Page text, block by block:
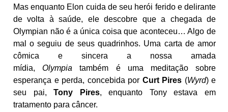
Mas enquanto Elon cuida de seu herói ferido e delirante
de volta à saúde, ele descobre que a chegada de
Olympian não é a única coisa que aconteceu… Algo de
mal o seguiu de seus quadrinhos. Uma carta de amor
cômica e sincera a nossa amada
mídia,Olympia também é uma meditação sobre
esperança e perda, concebida por Curt Pires (Wyrd) e
seu pai,Tony Pires, enquanto Tony estava em
tratamento para câncer.